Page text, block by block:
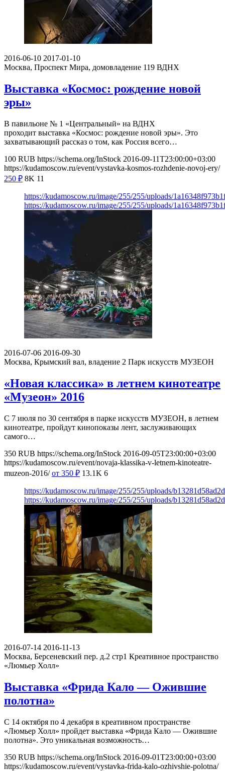
2016-06-10 2017-01-10
Москва, Проспект Мира, домовладение 119 ВДНХ
Выставка «Космос: рождение новой
эры»
В павильоне № 1 «Центральный» на ВДНХ
проходит выставка «Космос: рождение новой эры». Это
захватывающий рассказ о том, как Россия всего…
100 RUB https://schema.org/InStock 2016-09-11T23:00:00+03:00
https://kudamoscow.ru/event/vystavka-kosmos-rozhdenie-novoj-ery/
250 ₽ 8K 11
https://kudamoscow.ru/image/255/255/uploads/
https://kudamoscow.ru/image/255/255/uploads/
2016-07-06 2016-09-30
Москва, Крымский вал, владение 2 Парк искусств МУЗЕОН
«Новая классика» в летнем кинотеатре
«Музеон» 2016
C 7 июля по 30 сентября в парке искусств МУЗЕОН, в летнем
кинотеатре, пройдут кинопоказы лент, заслуживающих
самого…
350 RUB https://schema.org/InStock 2016-09-05T23:00:00+03:00
https://kudamoscow.ru/event/novaja-klassika-v-letnem-kinoteatre-
muzeon-2016/ от 350 ₽ 13.1K 6
https://kudamoscow.ru/image/255/255/uploads/
https://kudamoscow.ru/image/255/255/uploads/
2016-07-14 2016-11-13
Москва, Берсеневский пер. д.2 стр1 Креативное пространство
«Люмьер Холл»
Выставка «Фрида Кало — Ожившие
полотна»
С 14 октября по 4 декабря в креативном пространстве
«Люмьер Холл» пройдет выставка «Фрида Кало — Ожившие
полотна». Это уникальная возможность…
350 RUB https://schema.org/InStock 2016-09-01T23:00:00+03:00
https://kudamoscow.ru/event/vystavka-frida-kalo-ozhivshie-polotna/